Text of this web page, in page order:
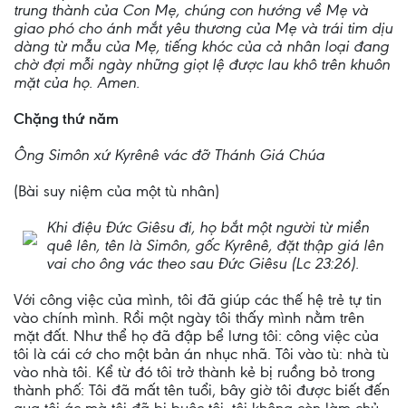
trung thành của Con Mẹ, chúng con hướng về Mẹ và
giao phó cho ánh mắt yêu thương của Mẹ và trái tim dịu
dàng từ mẫu của Mẹ, tiếng khóc của cả nhân loại đang
chờ đợi mỗi ngày những giọt lệ được lau khô trên khuôn
mặt của họ. Amen.
Chặng thứ năm
Ông Simôn xứ Kyrênê vác đỡ Thánh Giá Chúa
(Bài suy niệm của một tù nhân)
Khi điệu Đức Giêsu đi, họ bắt một người từ miền
quê lên, tên là Simôn, gốc Kyrênê, đặt thập giá lên
vai cho ông vác theo sau Đức Giêsu (Lc 23:26).
Với công việc của mình, tôi đã giúp các thế hệ trẻ tự tin
vào chính mình. Rồi một ngày tôi thấy mình nằm trên
mặt đất. Như thể họ đã đập bể lưng tôi: công việc của
tôi là cái cớ cho một bản án nhục nhã. Tôi vào tù: nhà tù
vào nhà tôi. Kể từ đó tôi trở thành kẻ bị ruồng bỏ trong
thành phố: Tôi đã mất tên tuổi, bây giờ tôi được biết đến